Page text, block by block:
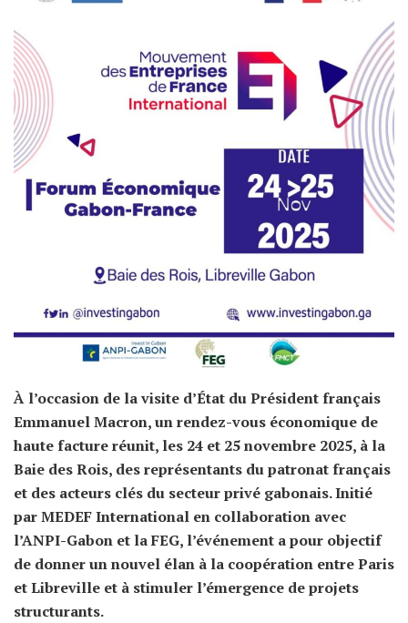
À l’occasion de la visite d’État du Président français
Emmanuel Macron, un rendez-vous économique de
haute facture réunit, les 24 et 25 novembre 2025, à la
Baie des Rois, des représentants du patronat français
et des acteurs clés du secteur privé gabonais. Initié
par MEDEF International en collaboration avec
l’ANPI-Gabon et la FEG, l’événement a pour objectif
de donner un nouvel élan à la coopération entre Paris
et Libreville et à stimuler l’émergence de projets
structurants.